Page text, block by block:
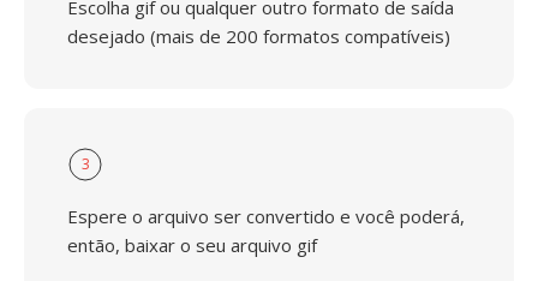
Escolha gif ou qualquer outro formato de saída
desejado (mais de 200 formatos compatíveis)
3
Espere o arquivo ser convertido e você poderá,
então, baixar o seu arquivo gif